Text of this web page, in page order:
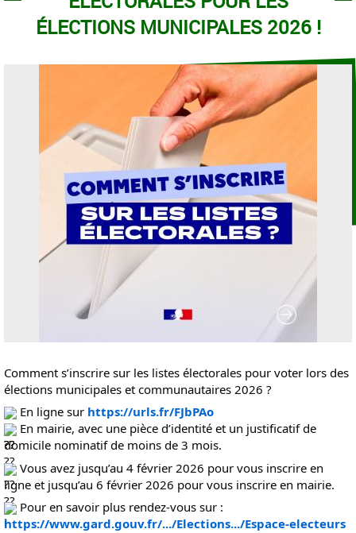
ÉLECTIONS MUNICIPALES 2026 !
Comment s’inscrire sur les listes électorales pour voter lors des
élections municipales et communautaires 2026 ?
En ligne sur https://urls.fr/FJbPAo
En mairie, avec une pièce d’identité et un justificatif de
domicile nominatif de moins de 3 mois.
Vous avez jusqu’au 4 février 2026 pour vous inscrire en
ligne et jusqu’au 6 février 2026 pour vous inscrire en mairie.
Pour en savoir plus rendez-vous sur :
https://www.gard.gouv.fr/.../Elections.../Espace-electeurs